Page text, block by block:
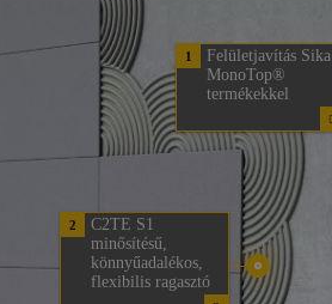
1
Felületjavítás Sika
MonoTop®
termékekkel
2
C2TE S1
minősítésű,
könnyűadalékos,
flexibilis ragasztó